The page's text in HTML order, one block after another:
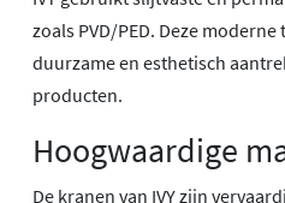
zoals PVD/PED. Deze
duurzame en esthetisch
producten.
Hoogwaardige
De kranen van IVY zijn